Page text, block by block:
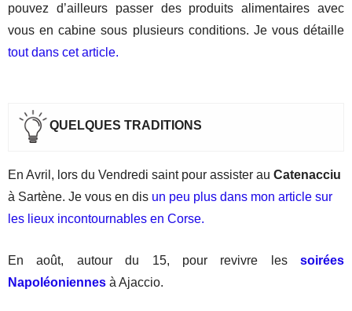
pouvez d’ailleurs passer des produits alimentaires avec
vous en cabine sous plusieurs conditions. Je vous détaille
tout dans cet article.
QUELQUES TRADITIONS
En Avril, lors du Vendredi saint pour assister au Catenacciu
à Sartène. Je vous en dis un peu plus dans mon article sur
les lieux incontournables en Corse.
En août, autour du 15, pour revivre les soirées
Napoléoniennes à Ajaccio.